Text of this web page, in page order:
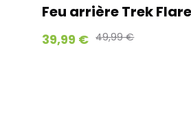
Feu arrière Trek Flare RT
39,99 € 49,99 €